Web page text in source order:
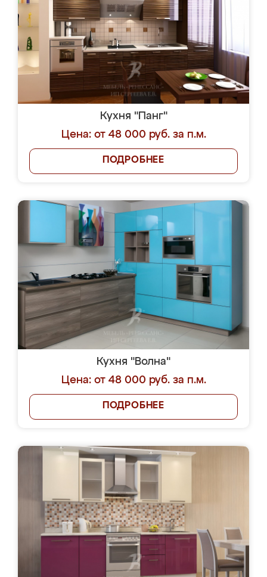
Кухня "Панг"
Цена: от 48 000 руб. за п.м.
ПОДРОБНЕЕ
Кухня "Волна"
Цена: от 48 000 руб. за п.м.
ПОДРОБНЕЕ